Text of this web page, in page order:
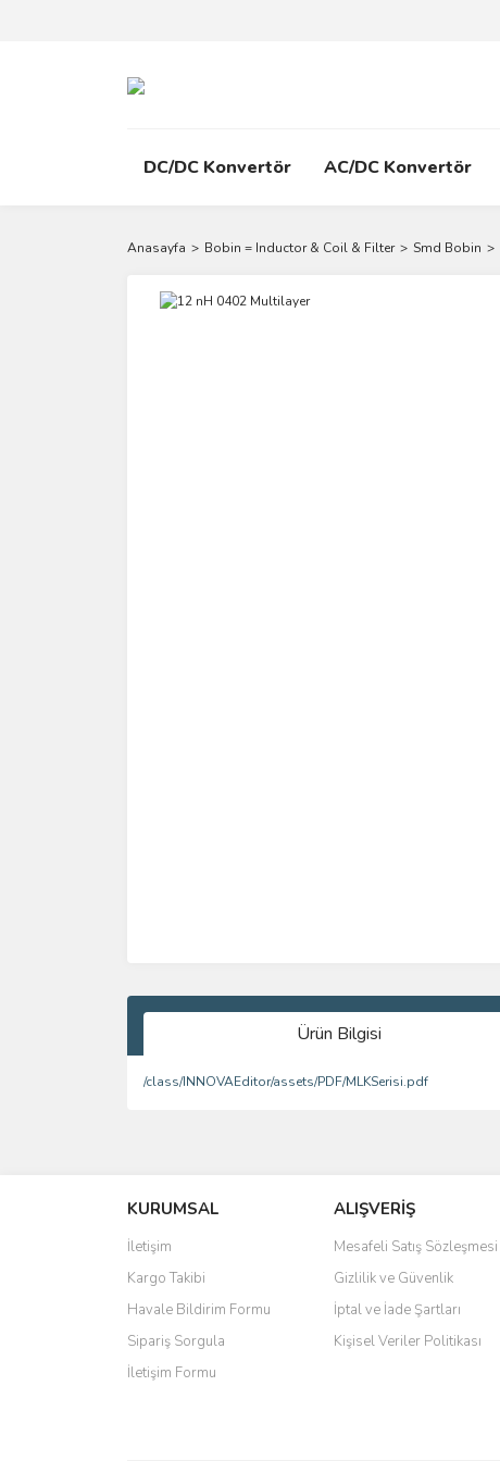
DC/DC Konvertör AC/DC Konvertör
Anasayfa Bobin = Inductor & Coil & Filter Smd Bobin
Ürün Bilgisi
/class/INNOVAEditor/assets/PDF/MLKSerisi.pdf
Ürün resmi kalitesiz, bozuk veya görüntülenemiyor.
Ürün açıklamasında eksik bilgiler bulunuyor.
Ürün bilgilerinde hatalar bulunuyor.
Ürün fiyatı diğer sitelerden daha pahalı.
Bu ürüne benzer farklı alternatifler olmalı.
KURUMSAL
İletişim
Kargo Takibi
Havale Bildirim Formu
Sipariş Sorgula
İletişim Formu
ALIŞVERİŞ
Mesafeli Satış Sözleşmesi
Gizlilik ve Güvenlik
İptal ve İade Şartları
Kişisel Veriler Politikası